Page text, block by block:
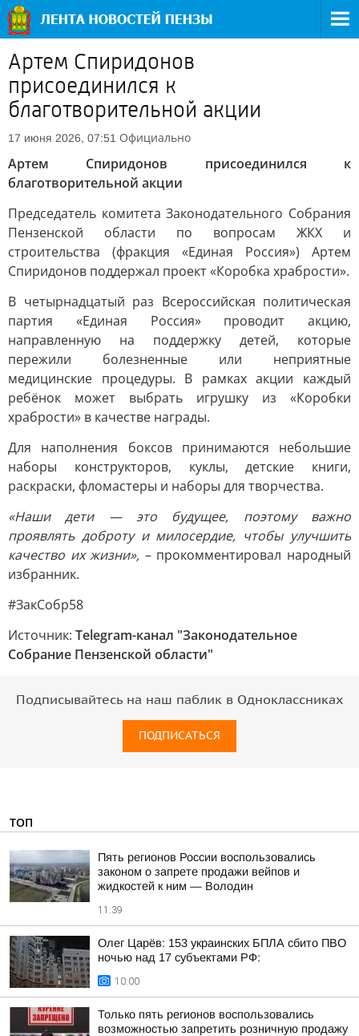
Артем Спиридонов
присоединился к
благотворительной акции
17 июня 2026, 07:51 Официально
Артем Спиридонов присоединился к
благотворительной акции
Председатель комитета Законодательного Собрания
Пензенской области по вопросам ЖКХ и
строительства (фракция «Единая Россия») Артем
Спиридонов поддержал проект «Коробка храбрости».
В четырнадцатый раз Всероссийская политическая
партия «Единая Россия» проводит акцию,
направленную на поддержку детей, которые
пережили болезненные или неприятные
медицинские процедуры. В рамках акции каждый
ребёнок может выбрать игрушку из «Коробки
храбрости» в качестве награды.
Для наполнения боксов принимаются небольшие
наборы конструкторов, куклы, детские книги,
раскраски, фломастеры и наборы для творчества.
«Наши дети — это будущее, поэтому важно
проявлять доброту и милосердие, чтобы улучшить
качество их жизни», – прокомментировал народный
избранник.
#ЗакСобр58
Источник: Telegram-канал "Законодательное
Собрание Пензенской области"
Подписывайтесь на наш паблик в Одноклассниках
ПОДПИСАТЬСЯ
ТОП
Пять регионов России воспользовались
законом о запрете продажи вейпов и
жидкостей к ним — Володин
11:39
Олег Царёв: 153 украинских БПЛА сбито ПВО
ночью над 17 субъектами РФ:
10:00
Только пять регионов воспользовались
возможностью запретить розничную продажу